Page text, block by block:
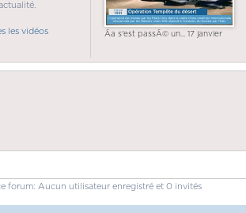
les vidéos Ãa s'est passÃ© un... 17 janvier
forum: Aucun utilisateur enregistré et 0 invités